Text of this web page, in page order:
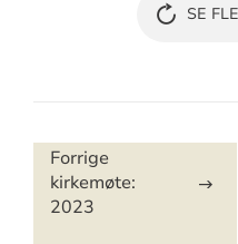
SE
Artikkelsnarveger
Forrige
kirkemøte:
2023